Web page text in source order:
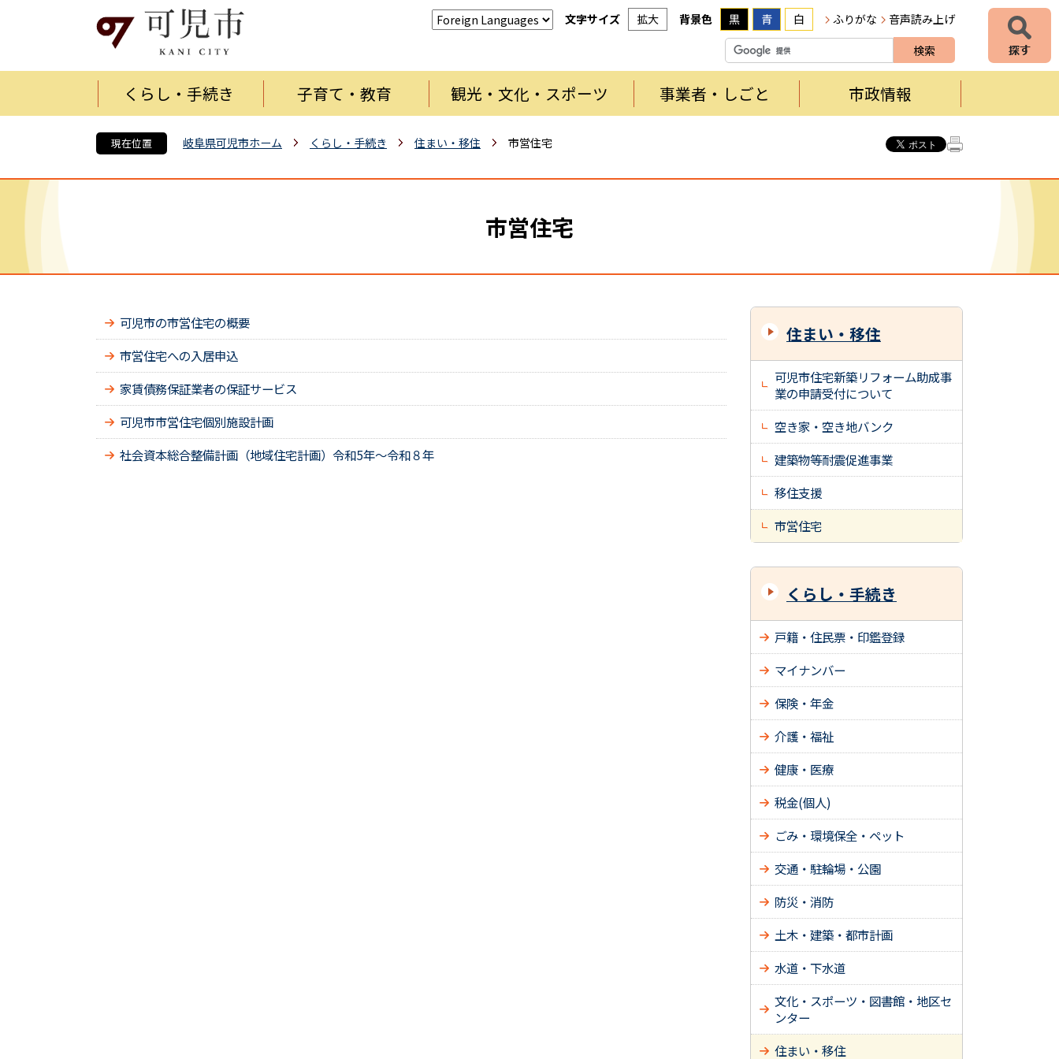
文字サイズ 拡大 背景色 黒 青 白 ふりがな 音声読み上げ
くらし・手続き 子育て・教育 観光・文化・スポーツ 事業者・しごと 市政情報
現在位置 岐阜県可児市ホーム くらし・手続き 住まい・移住 市営住宅
市営住宅
可児市の市営住宅の概要
市営住宅への入居申込
家賃債務保証業者の保証サービス
可児市市営住宅個別施設計画
社会資本総合整備計画（地域住宅計画）令和5年～令和８年
住まい・移住
可児市住宅新築リフォーム助成事
業の申請受付について
空き家・空き地バンク
建築物等耐震促進事業
移住支援
市営住宅
くらし・手続き
戸籍・住民票・印鑑登録
マイナンバー
保険・年金
介護・福祉
健康・医療
税金(個人)
ごみ・環境保全・ペット
交通・駐輪場・公園
防災・消防
土木・建築・都市計画
水道・下水道
文化・スポーツ・図書館・地区セ
ンター
住まい・移住